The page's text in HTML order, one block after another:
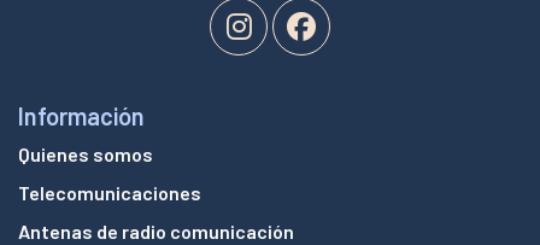
Información
Quienes somos
Telecomunicaciones
Antenas de radio comunicación